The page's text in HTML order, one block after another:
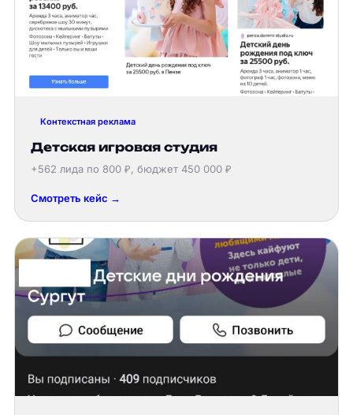
Контекстная реклама
Детская игровая студия
+562 лида по 800 ₽, бюджет 450 000 ₽
Смотреть кейс →